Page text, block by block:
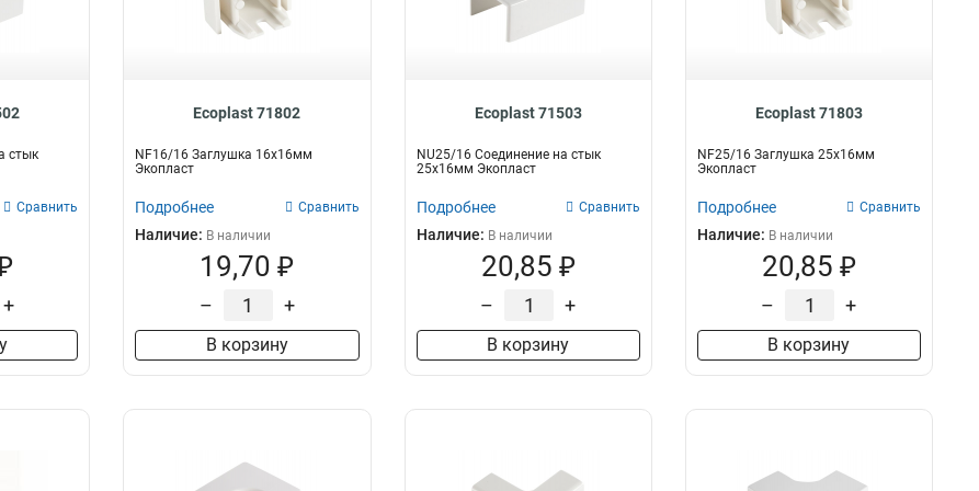
60х100мм 1
120х80мм 1
80х80мм 1
40х80мм
25х80мм 1
100х60мм
40х60мм
25х60мм 1
15х10мм 2
RSE
стык
Сравнить
+
Ecoplast 71802
NF16/16 Заглушка 16х16мм
Экопласт
Подробнее Сравнить
Наличие: В наличии
19,70 ₽
– +
В корзину
Ecoplast 71503
NU25/16 Соединение на стык
25х16мм Экопласт
Подробнее Сравнить
Наличие: В наличии
20,85 ₽
– +
В корзину
Ecoplast 71803
NF25/16 Заглушка 25х16мм
Экопласт
Подробнее Сравнить
Наличие: В наличии
20,85 ₽
– +
В корзину